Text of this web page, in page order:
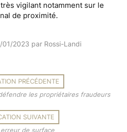
vigilant notamment sur le
de proximité.
01/2023 par Rossi-Landi
PRÉCÉDENTE
les propriétaires fraudeurs
SUIVANTE
de surface